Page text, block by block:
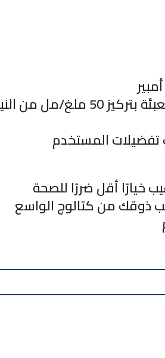
تفضيلات المستخدم
خيارًا أقل ضررًا للصحة
ذوقك من كتالوج الواسع